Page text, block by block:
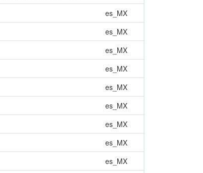
es_MX
es_MX
es_MX
es_MX
es_MX
es_MX
es_MX
es_MX
es_MX